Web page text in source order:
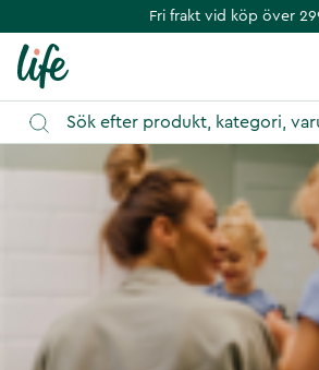
Fri frakt vid köp över